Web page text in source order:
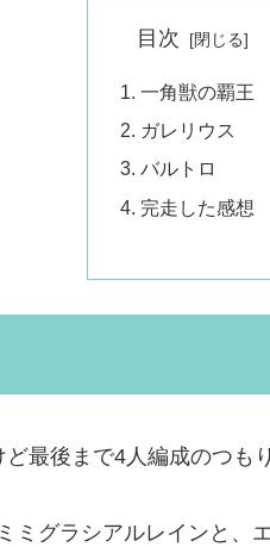
目次
一角獣の覇王
ガレリウス
バルトロ
完走した感想
最後まで4人編成のつも
ミグラシアルレインと、